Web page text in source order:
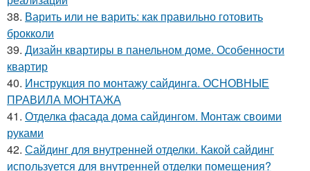
38. Варить или не варить: как правильно готовить
брокколи
39. Дизайн квартиры в панельном доме. Особенности
квартир
40. Инструкция по монтажу сайдинга. ОСНОВНЫЕ
ПРАВИЛА МОНТАЖА
41. Отделка фасада дома сайдингом. Монтаж своими
руками
42. Сайдинг для внутренней отделки. Какой сайдинг
используется для внутренней отделки помещения?